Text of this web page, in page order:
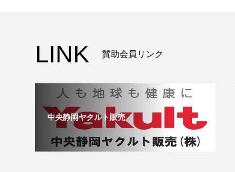
LINK 賛助会員リンク
中央静岡ヤクルト販売